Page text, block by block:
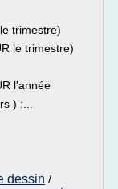
trimestre)
le trimestre)
l'année
) :...
dessin /